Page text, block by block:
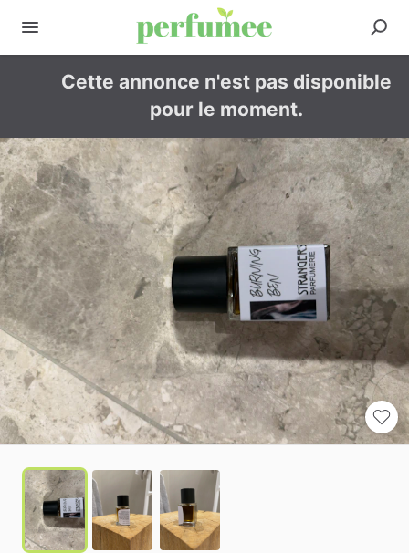
Cette annonce n'est pas disponible
pour le moment.